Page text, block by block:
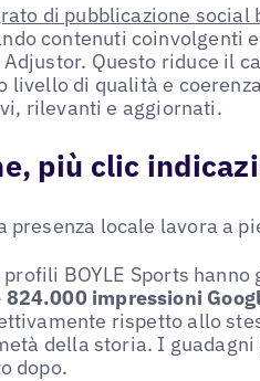
di pubblicazione social
contenuti coinvolgenti
Questo riduce il
livello di qualità e
rilevanti e aggiornati.
più clic
presenza locale lavora a
BOYLE Sports hanno
824.000 impressioni
rispetto allo
della storia. I
dopo.